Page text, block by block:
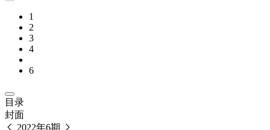
1
2
3
4
6
目录
封面
2022年6期